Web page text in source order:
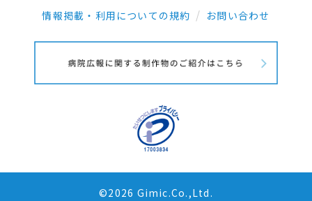
情報掲載・利用についての規約
お問い合わせ
©2026 Gimic.Co.,Ltd.